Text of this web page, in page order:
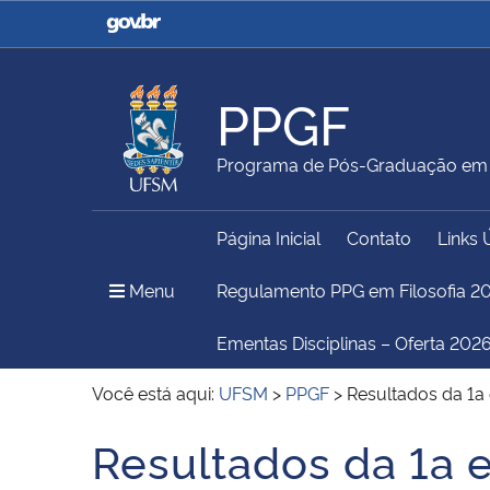
Casa Civil
Ministério da Justiça e
Ministério da Agricultura,
Pecuária e Abastecimento
Ministério da Educação
Ministério do Meio Ambiente
Secretaria de Governo
Gabinete de Segurança
Institucional
PPGF
Programa de Pós-Graduação
Menu Menu Principal do Sítio
Página Inicial Contato Links
Regulamento PPG em Filosofia
Ementas Disciplinas – Oferta
Você está aqui: UFSM > PPGF > Resultados da
Início do conteúdo
Resultados da 1a